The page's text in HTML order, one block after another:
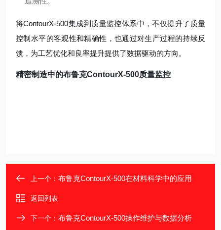
将ContourX-500集成到质量监控体系中，不仅提升了质量
控制水平的客观性和精确性，也通过对生产过程的持续反
馈，为工艺优化和良率提升提供了数据驱动的方向。
精密制造中的布鲁克ContourX-500质量监控
上一个： 布鲁克ContourX-500在材料科学中的应用
返回列表
下一个： 布鲁克ContourX-500操作维护与数据分析